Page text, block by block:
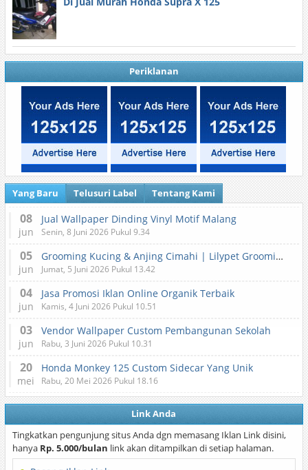
Periklanan
Yang Baru Telusuri Label Tentang Kami
08
jun
Jual Wallpaper Dinding Vinyl Motif Malang
Senin, 8 Juni 2026 Pukul 9.34
05
jun
Grooming Kucing & Anjing Cimahi | Lilypet Grooming & Pet Hotel
Jumat, 5 Juni 2026 Pukul 13.42
04
jun
Jasa Promosi Iklan Online Organik Terbaik
Kamis, 4 Juni 2026 Pukul 10.51
03
jun
Vendor Wallpaper Custom Pembangunan Sekolah
Rabu, 3 Juni 2026 Pukul 10.31
20
mei
Honda Monkey 125 Custom Sidecar Yang Unik
Rabu, 20 Mei 2026 Pukul 18.16
Link Anda
Tingkatkan pengunjung situs Anda dgn memasang Iklan Link disini,
hanya Rp. 5.000/bulan link akan ditampilkan di setiap halaman.